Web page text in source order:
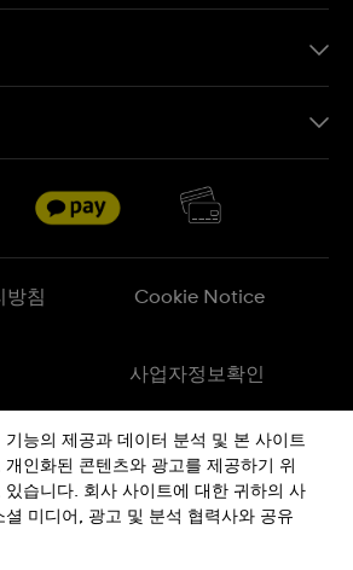
방침 Cookie Notice
사업자정보확인
메이드 인 스위스
) | 대표 : STEPHEN DAMON DE LUCCHI
기능의 제공과 데이터 분석 및 본 사이트
인화된 콘텐츠와 광고를 제공하기 위
있습니다. 회사 사이트에 대한 귀하의 사
셜 미디어, 광고 및 분석 협력사와 공유